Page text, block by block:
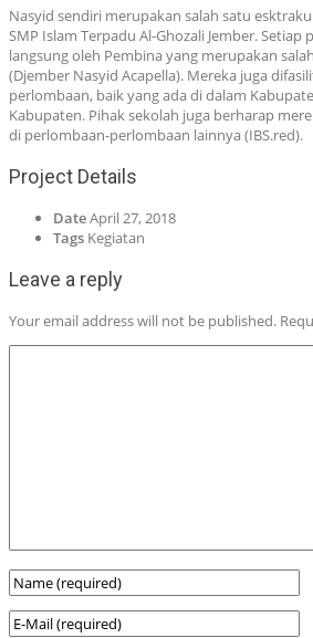
Nasyid sendiri merupakan salah satu
SMP Islam Terpadu Al-Ghozali Jember. Setiap
langsung oleh Pembina yang merupakan
(Djember Nasyid Acapella). Mereka juga
perlombaan, baik yang ada di dalam
Kabupaten. Pihak sekolah juga berharap
di perlombaan-perlombaan lainnya (IBS.red).
Project Details
DateApril 27, 2018
Tags Kegiatan
Leave a reply
Your email address will not be published.